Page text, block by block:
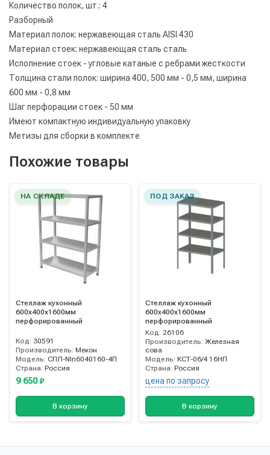
Количество полок, шт.: 4
Разборный
Материал полок: нержавеющая сталь AISI 430
Материал стоек: нержавеющая сталь сталь
Исполнение стоек - угловые катаные с ребрами жесткости
Толщина стали полок: ширина 400, 500 мм - 0,5 мм, ширина
600 мм - 0,8 мм
Шаг перфорации стоек - 50 мм
Имеют компактную индивидуальную упаковку
Метизы для сборки в комплекте
Похожие товары
НА СКЛАДЕ
Стеллаж кухонный
600х400х1600мм
перфорированный
Код: 30591
Производитель: Мекон
Модель: СПЛ-NIn6040160-4П
Страна: Россия
9 650 ₽
В корзину
ПОД ЗАКАЗ
Стеллаж кухонный
600х400х1600мм
перфорированный
Код: 26106
Производитель: Железная
сова
Модель: КСТ-06/4 16НП
Страна: Россия
цена по запросу
В корзину